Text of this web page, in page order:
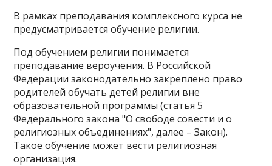
В рамках преподавания комплексного курса не
предусматривается обучение религии.
Под обучением религии понимается
преподавание вероучения. В Российской
Федерации законодательно закреплено право
родителей обучать детей религии вне
образовательной программы (статья 5
Федерального закона "О свободе совести и о
религиозных объединениях", далее – Закон).
Такое обучение может вести религиозная
организация.